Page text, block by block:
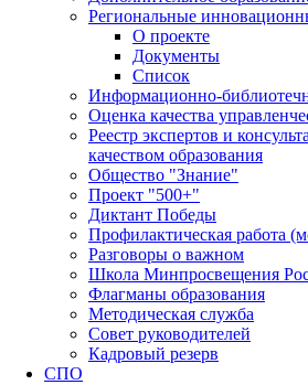
Региональные
О проекте
Документы
Список
Информационно-
Оценка качества
Реестр экспертов и
качеством образования
Общество "Знание"
Проект "500+"
Диктант Победы
Профилактическая работа
Разговоры о важном
Школа Минпросвещения
Флагманы образования
Методическая служба
Совет руководителей
Кадровый резерв
СПО